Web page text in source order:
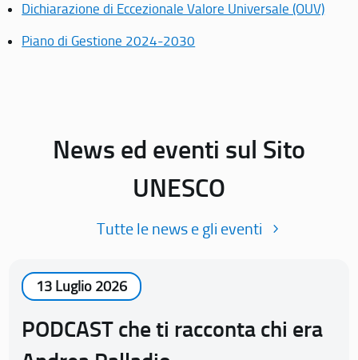
Dichiarazione di Eccezionale Valore Universale (OUV)
Piano di Gestione 2024-2030
News ed eventi sul Sito
UNESCO
Tutte le news e gli eventi
13 Luglio 2026
PODCAST che ti racconta chi era